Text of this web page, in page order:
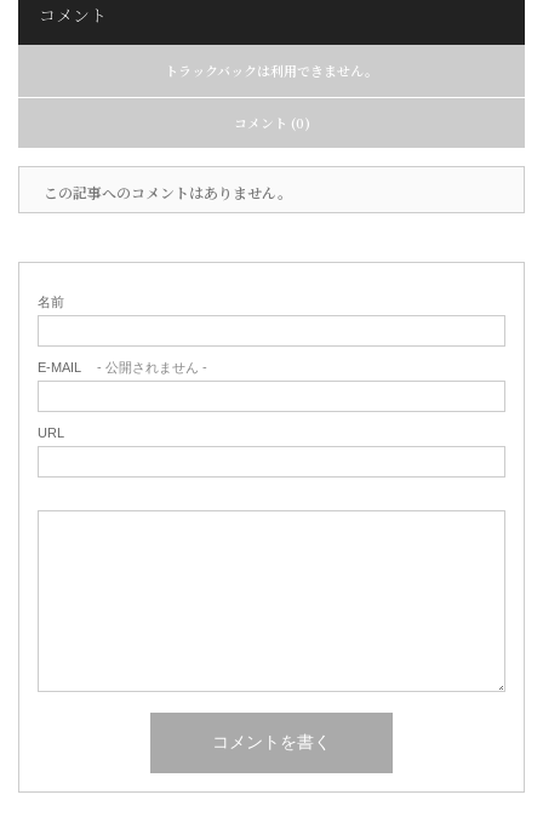
コメント
トラックバックは利用できません。
コメント (0)
この記事へのコメントはありません。
名前
E-MAIL - 公開されません -
URL